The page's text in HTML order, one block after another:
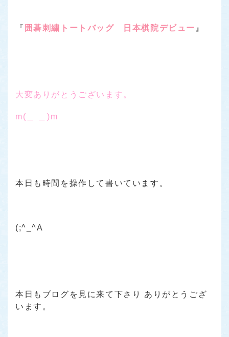
『 囲碁刺繍トートバッグ 日本棋院デビュー 』
大変ありがとうございます。
m(＿ ＿)m
本日も時間を操作して書いています。
(;^_^A
本日もブログを見に来て下さり ありがとうござ
います。